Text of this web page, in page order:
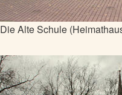
Die Alte Schule